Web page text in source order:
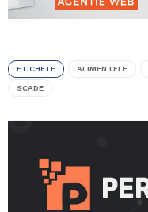
ETICHETE ALIMENTELE
SCADE